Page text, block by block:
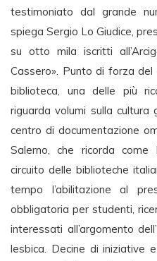
testimoniato dal grande
spiega Sergio Lo Giudice,
su otto mila iscritti
Cassero». Punto di forza
biblioteca, una delle più
riguarda volumi sulla cultura
centro di documentazione
Salerno, che ricorda
circuito delle biblioteche
tempo l’abilitazione al
obbligatoria per studenti,
interessati all’argomento
lesbica. Decine di iniziative